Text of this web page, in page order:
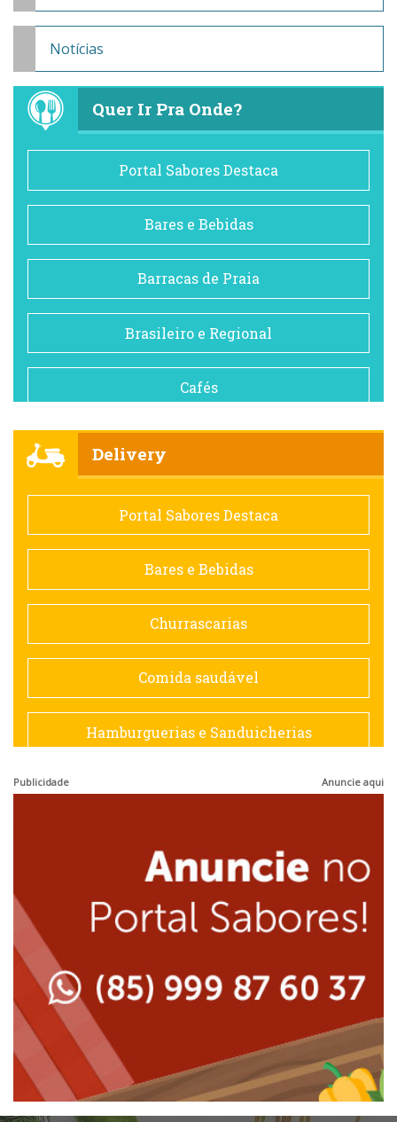
Notícias
Quer Ir Pra Onde?
Portal Sabores Destaca
Bares e Bebidas
Barracas de Praia
Brasileiro e Regional
Cafés
Comida saudável
Contemporânea
Doceria
Espanhola
Francesa
Japonesa e Oriental
Lanchonetes
Massas
Peixes e Frutos do Mar
Delivery
Portal Sabores Destaca
Bares e Bebidas
Churrascarias
Comida saudável
Hamburguerias e Sanduicherias
Peixes e Frutos do Mar
Pizzarias
Portuguesa
Publicidade Anuncie aqui